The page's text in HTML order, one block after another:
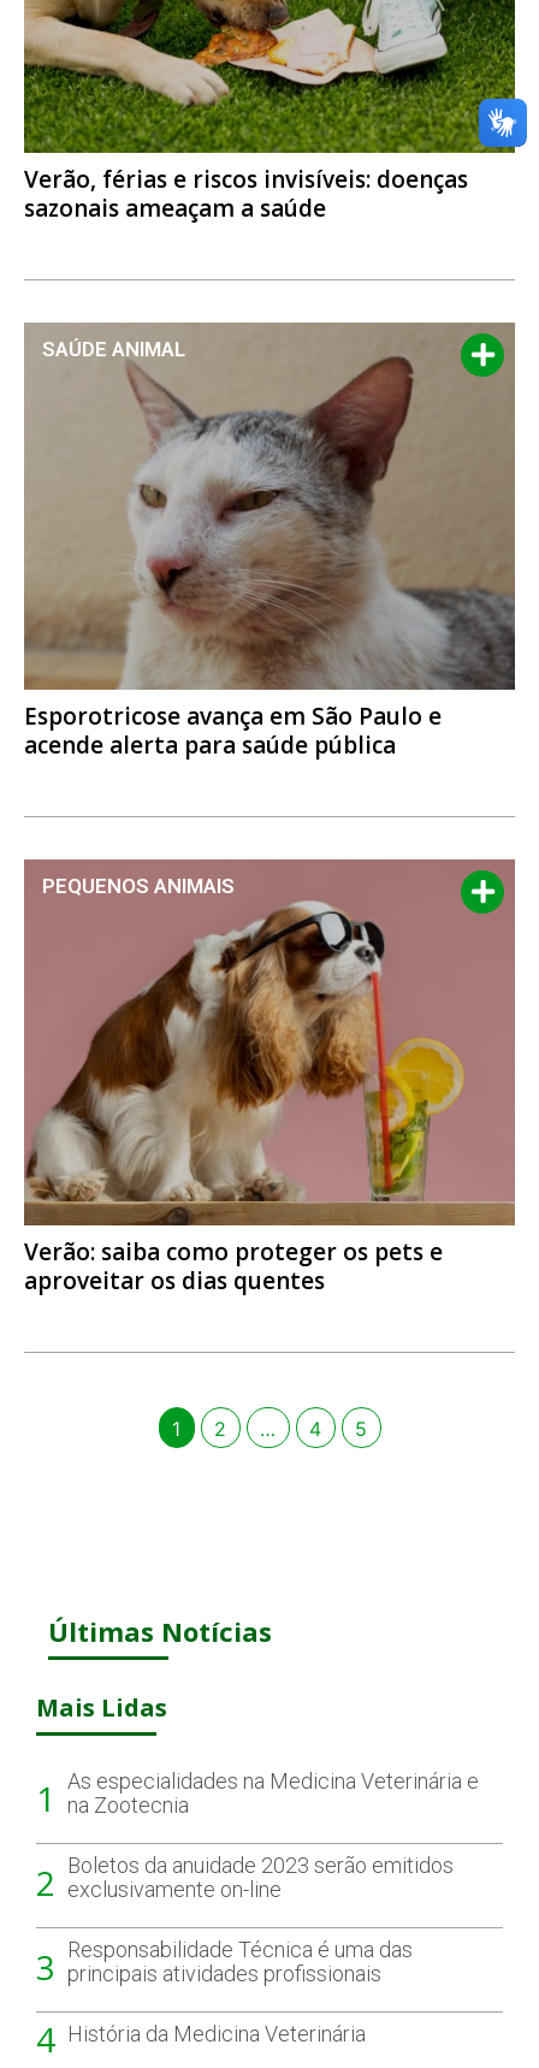
Últimas Notícias
Mais Lidas
1
As especialidades na Medicina Veterinária e
na Zootecnia
2
Boletos da anuidade 2023 serão emitidos
exclusivamente on-line
3
Responsabilidade Técnica é uma das
principais atividades profissionais
4 História da Medicina Veterinária
Verão, férias e riscos invisíveis: doenças
sazonais ameaçam a saúde
SAÚDE ANIMAL
Esporotricose avança em São Paulo e
acende alerta para saúde pública
PEQUENOS ANIMAIS
Verão: saiba como proteger os pets e
aproveitar os dias quentes
1 2 … 4 5